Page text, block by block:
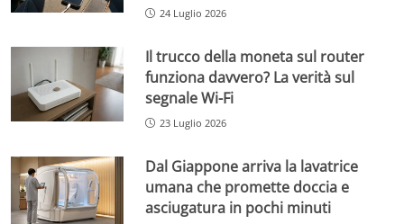
24 Luglio 2026
Il trucco della moneta sul router
funziona davvero? La verità sul
segnale Wi-Fi
23 Luglio 2026
Dal Giappone arriva la lavatrice
umana che promette doccia e
asciugatura in pochi minuti